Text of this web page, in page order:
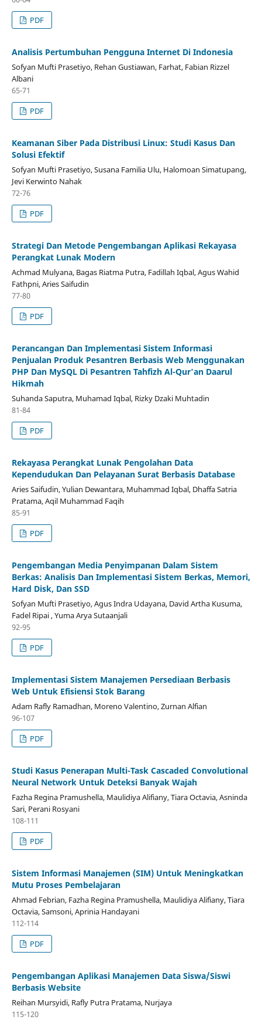
PDF
Analisis Pertumbuhan Pengguna Internet Di Indonesia
Sofyan Mufti Prasetiyo, Rehan Gustiawan, Farhat, Fabian Rizzel
Albani
65-71
PDF
Keamanan Siber Pada Distribusi Linux: Studi Kasus Dan
Solusi Efektif
Sofyan Mufti Prasetiyo, Susana Familia Ulu, Halomoan Simatupang,
Jevi Kerwinto Nahak
72-76
PDF
Strategi Dan Metode Pengembangan Aplikasi Rekayasa
Perangkat Lunak Modern
Achmad Mulyana, Bagas Riatma Putra, Fadillah Iqbal, Agus Wahid
Fathpni, Aries Saifudin
77-80
PDF
Perancangan Dan Implementasi Sistem Informasi
Penjualan Produk Pesantren Berbasis Web Menggunakan
PHP Dan MySQL Di Pesantren Tahfizh Al-Qur'an Daarul
Hikmah
Suhanda Saputra, Muhamad Iqbal, Rizky Dzaki Muhtadin
81-84
PDF
Rekayasa Perangkat Lunak Pengolahan Data
Kependudukan Dan Pelayanan Surat Berbasis Database
Aries Saifudin, Yulian Dewantara, Muhammad Iqbal, Dhaffa Satria
Pratama, Aqil Muhammad Faqih
85-91
PDF
Pengembangan Media Penyimpanan Dalam Sistem
Berkas: Analisis Dan Implementasi Sistem Berkas, Memori,
Hard Disk, Dan SSD
Sofyan Mufti Prasetiyo, Agus Indra Udayana, David Artha Kusuma,
Fadel Ripai , Yuma Arya Sutaanjali
92-95
PDF
Implementasi Sistem Manajemen Persediaan Berbasis
Web Untuk Efisiensi Stok Barang
Adam Rafly Ramadhan, Moreno Valentino, Zurnan Alfian
96-107
PDF
Studi Kasus Penerapan Multi-Task Cascaded Convolutional
Neural Network Untuk Deteksi Banyak Wajah
Fazha Regina Pramushella, Maulidiya Alifiany, Tiara Octavia, Asninda
Sari, Perani Rosyani
108-111
PDF
Sistem Informasi Manajemen (SIM) Untuk Meningkatkan
Mutu Proses Pembelajaran
Ahmad Febrian, Fazha Regina Pramushella, Maulidiya Alifiany, Tiara
Octavia, Samsoni, Aprinia Handayani
112-114
PDF
Pengembangan Aplikasi Manajemen Data Siswa/Siswi
Berbasis Website
Reihan Mursyidi, Rafly Putra Pratama, Nurjaya
115-120